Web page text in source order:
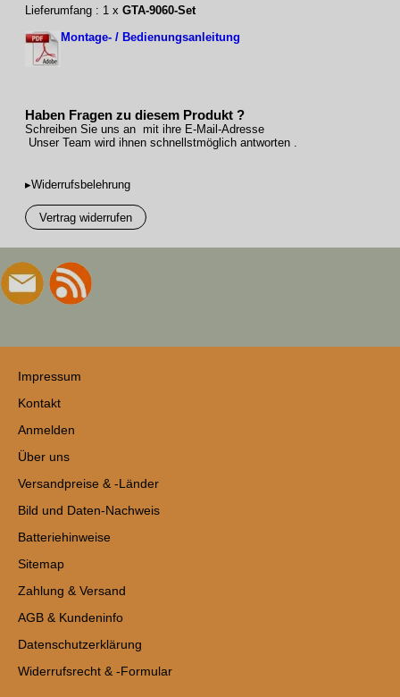
Lieferumfang : 1 x GTA-9060-Set
Montage- / Bedienungsanleitung
Haben Fragen zu diesem Produkt ?
Schreiben Sie uns an mit ihre E-Mail-Adresse
Unser Team wird ihnen schnellstmöglich antworten .
▸Widerrufsbelehrung
Vertrag widerrufen
Impressum
Kontakt
Anmelden
Über uns
Versandpreise & -Länder
Bild und Daten-Nachweis
Batteriehinweise
Sitemap
Zahlung & Versand
AGB & Kundeninfo
Datenschutzerklärung
Widerrufsrecht & -Formular